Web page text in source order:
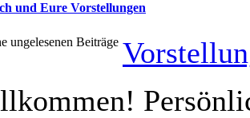
und Eure Vorstellungen